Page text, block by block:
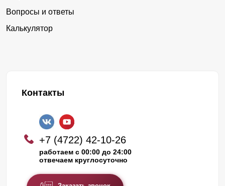
Вопросы и ответы
Калькулятор
Контакты
+7 (4722) 42-10-26
работаем с 00:00 до 24:00
отвечаем круглосуточно